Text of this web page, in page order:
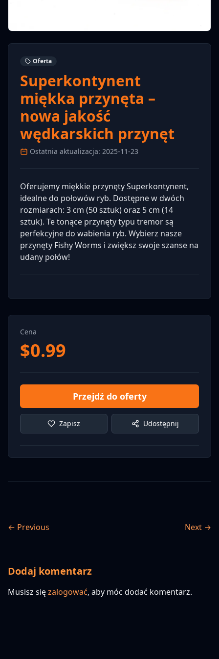
Oferta
Superkontynent
miękka przynęta –
nowa jakość
wędkarskich przynęt
Ostatnia aktualizacja: 2025-11-23
Oferujemy miękkie przynęty Superkontynent,
idealne do połowów ryb. Dostępne w dwóch
rozmiarach: 3 cm (50 sztuk) oraz 5 cm (14
sztuk). Te tonące przynęty typu tremor są
perfekcyjne do wabienia ryb. Wybierz nasze
przynęty Fishy Worms i zwiększ swoje szanse na
udany połów!
Cena
$0.99
Przejdź do oferty
Zapisz Udostępnij
← Previous Next →
Dodaj komentarz
Musisz sięzalogować, aby móc dodać komentarz.